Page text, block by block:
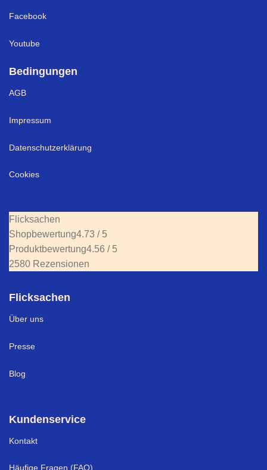
Facebook
Youtube
Bedingungen
AGB
Impressum
Datenschutzerklärung
Cookies
Flicksachen
Shopbewertung4.73 / 5
Produktbewertung4.56 / 5
2580 Rezensionen
Flicksachen
Über uns
Presse
Blog
Kundenservice
Kontakt
Häufige Fragen (FAQ)